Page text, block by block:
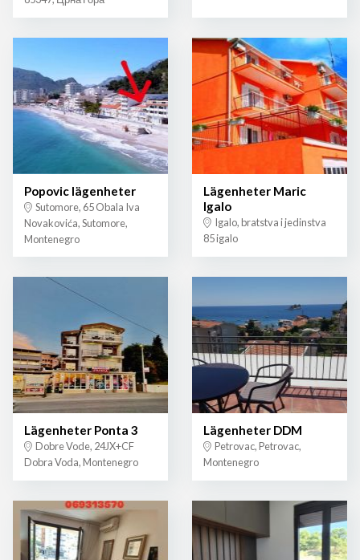
Popovic lägenheter
Sutomore, 65 Obala Iva
Novakovića, Sutomore,
Montenegro
Lägenheter Maric
Igalo
Igalo, bratstva i jedinstva
85 igalo
Lägenheter Ponta 3
Dobre Vode, 24JX+CF
Dobra Voda, Montenegro
Lägenheter DDM
Petrovac, Petrovac,
Montenegro